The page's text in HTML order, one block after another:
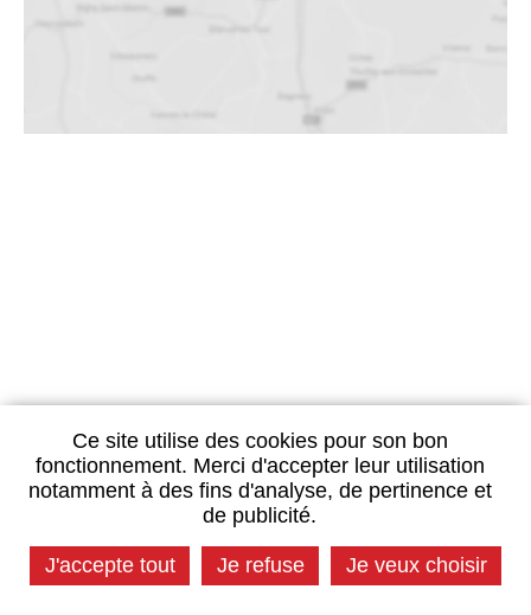
Ce site utilise des cookies pour son bon
fonctionnement. Merci d'accepter leur utilisation
notamment à des fins d'analyse, de pertinence et
de publicité.
J'accepte tout Je refuse Je veux choisir